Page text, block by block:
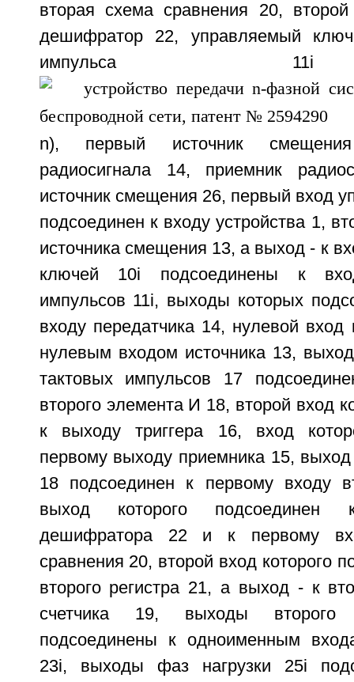
вторая схема сравнения 20,
дешифратор 22, управляемый
импульса
n), первый источник
радиосигнала 14, приемник
источник смещения 26, первый вход
подсоединен к входу устройства 1,
источника смещения 13, а выход - к
ключей 10i подсоединены к
импульсов 11i, выходы которых
входу передатчика 14, нулевой вход
нулевым входом источника 13, выход
тактовых импульсов 17
второго элемента И 18, второй вход
к выходу триггера 16, вход
первому выходу приемника 15,
18 подсоединен к первому входу
выход которого подсоединен
дешифратора 22 и к первому
сравнения 20, второй вход которого
второго регистра 21, а выход - к
счетчика 19, выходы
подсоединены к одноименным
23i, выходы фаз нагрузки 25i